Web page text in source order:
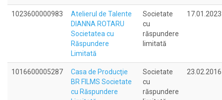
1023600000983
Atelierul de Talente
DIANNA ROTARU
Societatea cu
Răspundere
Limitată
Societate
cu
răspundere
limitată
17.01.2023
1016600005287
Casa de Producţie
BR FILMS Societate
cu Răspundere
Societate
cu
răspundere
23.02.2016